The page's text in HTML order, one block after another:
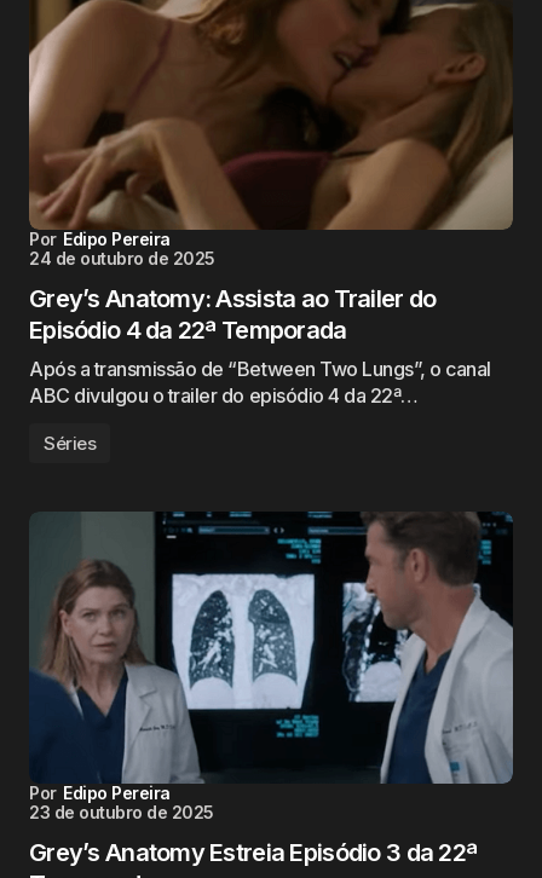
Por Edipo Pereira
24 de outubro de 2025
Grey’s Anatomy: Assista ao Trailer do
Episódio 4 da 22ª Temporada
Após a transmissão de “Between Two Lungs”, o canal
ABC divulgou o trailer do episódio 4 da 22ª…
Séries
Por Edipo Pereira
23 de outubro de 2025
Grey’s Anatomy Estreia Episódio 3 da 22ª